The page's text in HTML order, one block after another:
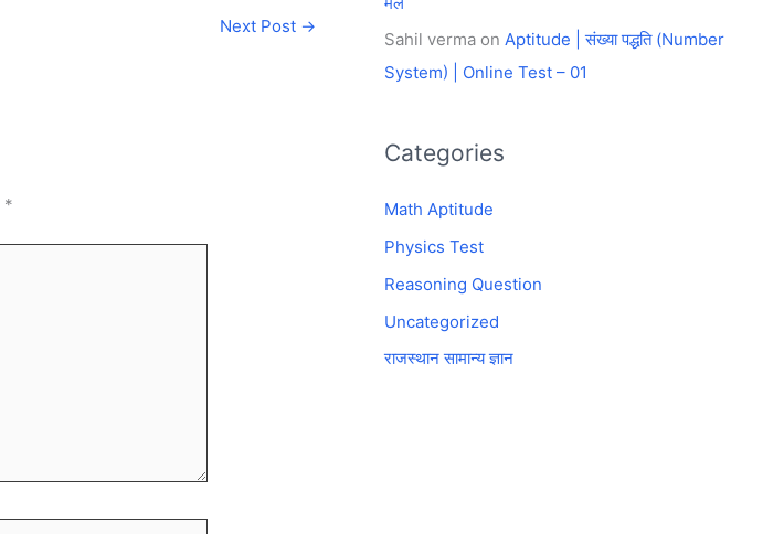
Next Post →
*
Sahil verma on Aptitude | संख्या पद्धति (Number
System) | Online Test – 01
Categories
Math Aptitude
Physics Test
Reasoning Question
Uncategorized
राजस्थान सामान्य ज्ञान